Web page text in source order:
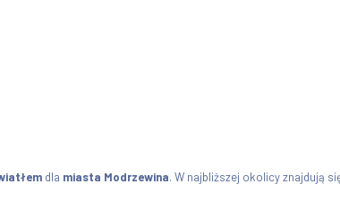
dla miasta Modrzewina. W najbliższej okolicy znajdują